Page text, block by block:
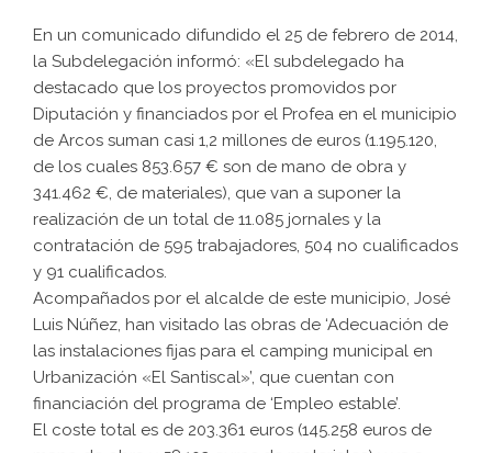
En un comunicado difundido el 25 de febrero de 2014,
la Subdelegación informó: «El subdelegado ha
destacado que los proyectos promovidos por
Diputación y financiados por el Profea en el municipio
de Arcos suman casi 1,2 millones de euros (1.195.120,
de los cuales 853.657 € son de mano de obra y
341.462 €, de materiales), que van a suponer la
realización de un total de 11.085 jornales y la
contratación de 595 trabajadores, 504 no cualificados
y 91 cualificados.
Acompañados por el alcalde de este municipio, José
Luis Núñez, han visitado las obras de ‘Adecuación de
las instalaciones fijas para el camping municipal en
Urbanización «El Santiscal»’, que cuentan con
financiación del programa de ‘Empleo estable’.
El coste total es de 203.361 euros (145.258 euros de